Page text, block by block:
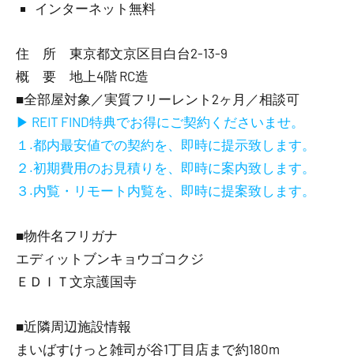
インターネット無料
住 所 東京都文京区目白台2-13-9
概 要 地上4階 RC造
■全部屋対象／実質フリーレント2ヶ月／相談可
▶ REIT FIND特典でお得にご契約くださいませ。
１.都内最安値での契約を、即時に提示致します。
２.初期費用のお見積りを、即時に案内致します。
３.内覧・リモート内覧を、即時に提案致します。
■物件名フリガナ
エディットブンキョウゴコクジ
ＥＤＩＴ文京護国寺
■近隣周辺施設情報
まいばすけっと雑司が谷1丁目店まで約180m